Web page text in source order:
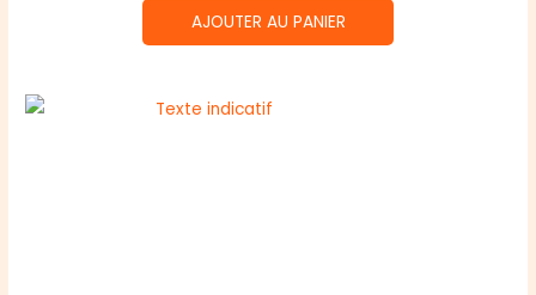
AJOUTER AU PANIER